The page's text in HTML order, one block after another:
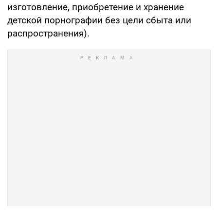
изготовление, приобретение и хранение
детской порнографии без цели сбыта или
распространения).